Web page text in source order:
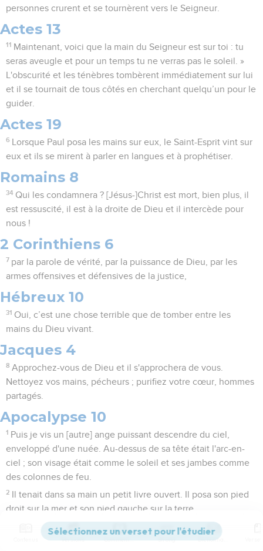
Versions Commentaires Strong
personnes crurent et se tournèrent vers le Seigneur.
Actes 13
11 Maintenant, voici que la main du Seigneur est sur toi : tu
seras aveugle et pour un temps tu ne verras pas le soleil. »
L'obscurité et les ténèbres tombèrent immédiatement sur lui
et il se tournait de tous côtés en cherchant quelqu’un pour le
guider.
Actes 19
6
Lorsque Paul posa les mains sur eux, le Saint-Esprit vint sur
eux et ils se mirent à parler en langues et à prophétiser.
Romains 8
34 Qui les condamnera ? [Jésus-]Christ est mort, bien plus, il
est ressuscité, il est à la droite de Dieu et il intercède pour
nous !
2 Corinthiens 6
7 par la parole de vérité, par la puissance de Dieu, par les
armes offensives et défensives de la justice,
Hébreux 10
31 Oui, c’est une chose terrible que de tomber entre les
mains du Dieu vivant.
Jacques 4
8 Approchez-vous de Dieu et il s'approchera de vous.
Nettoyez vos mains, pécheurs ; purifiez votre cœur, hommes
partagés.
Apocalypse 10
1 Puis je vis un [autre] ange puissant descendre du ciel,
enveloppé d'une nuée. Au-dessus de sa tête était l'arc-en-
ciel ; son visage était comme le soleil et ses jambes comme
des colonnes de feu.
2
Il tenait dans sa main un petit livre ouvert. Il posa son pied
droit sur la mer et son pied gauche sur la terre,
et il cria d'une voix forte, comme un lion qui rugit. Quand il
eut crié, les sept tonnerres firent entendre leur voix.